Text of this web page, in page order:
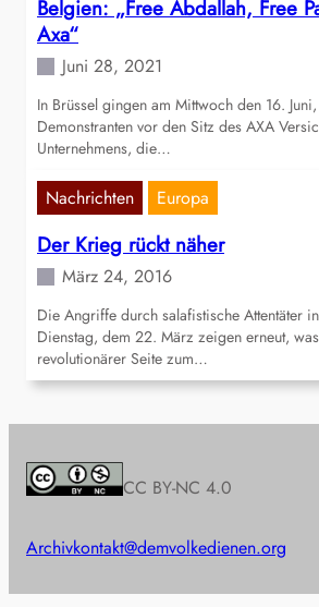
Belgien: „Free Abdallah, Free
Axa“
Juni 28, 2021
In Brüssel gingen am Mittwoch den 16.
Demonstranten vor den Sitz des AXA
Unternehmens, die…
Nachrichten Europa
Der Krieg rückt näher
März 24, 2016
Die Angriffe durch salafistische Attentäter
Dienstag, dem 22. März zeigen erneut,
revolutionärer Seite zum…
CC BY-NC 4.0
Archivkontakt@demvolkedienen.org